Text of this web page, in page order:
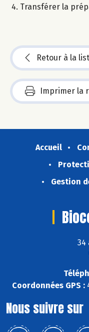
Transférer la
Retour à la
Imprimer la
Accueil
Gestion
34
Coordonnées GPS :
Nous suivre sur